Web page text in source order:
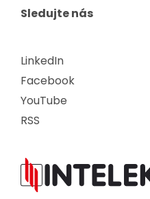
Sledujte nás
LinkedIn
Facebook
YouTube
RSS